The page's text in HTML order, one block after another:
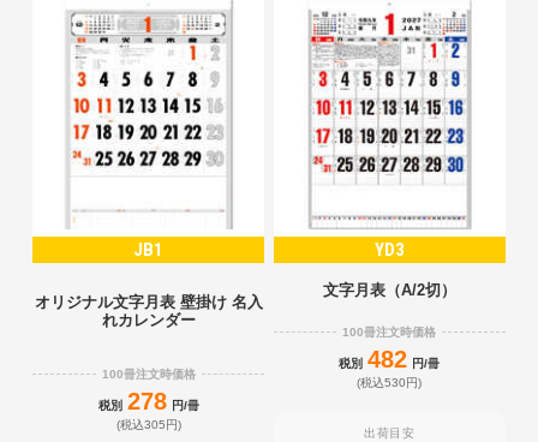
JB1
オリジナル文字月表 壁掛け 名入
れカレンダー
100冊注文時価格
税別 278 円/冊
(税込305円)
YD3
文字月表（A/2切）
100冊注文時価格
税別 482 円/冊
(税込530円)
出荷目安